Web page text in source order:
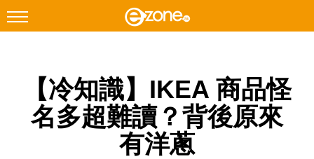
Facebook Instagram
科技焦點
【冷知識】IKEA 商品怪
名多超難讀？背後原來
有洋蔥